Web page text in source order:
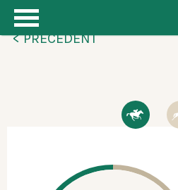
< PRÉCÉDENT